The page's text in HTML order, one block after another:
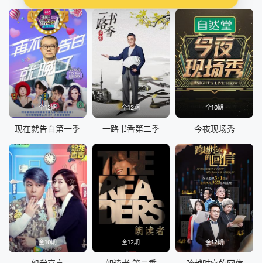
全12期
现在就告白第一季
全12期
一路书香第二季
全10期
今夜现场秀
全10期 全12期 全12期